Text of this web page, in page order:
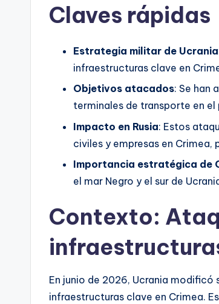
Claves rápidas
Estrategia militar de Ucrania
infraestructuras clave en
Objetivos atacados: Se han
terminales de transporte en el
Impacto en Rusia: Estos
civiles y empresas en Crimea,
Importancia estratégica de
el mar Negro y el sur de
Contexto:
En junio de 2026, Ucrania
infraestructuras clave en Crimea.